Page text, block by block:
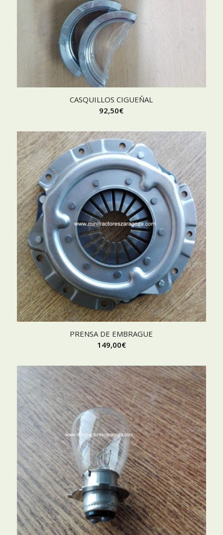
CASQUILLOS CIGUEÑAL
92,50€
PRENSA DE EMBRAGUE
149,00€